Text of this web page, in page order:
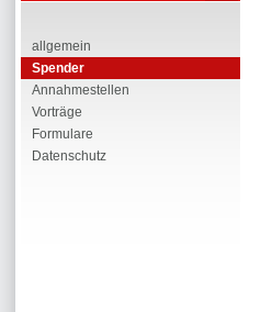
allgemein
Spender
Annahmestellen
Vorträge
Formulare
Datenschutz